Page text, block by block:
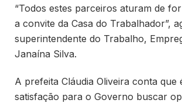
“Todos estes parceiros aturam de
a convite da Casa do Trabalhador”,
superintendente do Trabalho,
Janaína Silva.
A prefeita Cláudia Oliveira conta que
satisfação para o Governo buscar